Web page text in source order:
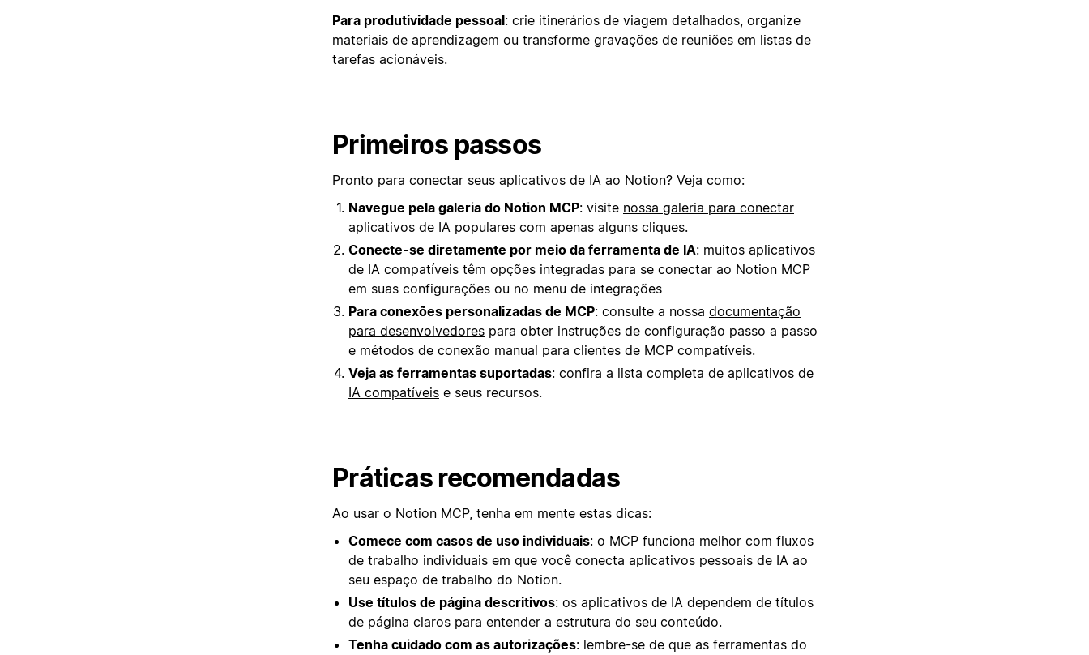
Para produtividade pessoal: crie itinerários de viagem detalhados, organize
materiais de aprendizagem ou transforme gravações de reuniões em listas de
tarefas acionáveis.
Primeiros passos
Pronto para conectar seus aplicativos de IA ao Notion? Veja como:
Navegue pela galeria do Notion MCP: visite nossa galeria para conectar
aplicativos de IA populares com apenas alguns cliques.
Conecte-se diretamente por meio da ferramenta de IA: muitos aplicativos
de IA compatíveis têm opções integradas para se conectar ao Notion MCP
em suas configurações ou no menu de integrações
Para conexões personalizadas de MCP: consulte a nossa documentação
para desenvolvedores para obter instruções de configuração passo a passo
e métodos de conexão manual para clientes de MCP compatíveis.
Veja as ferramentas suportadas: confira a lista completa de aplicativos de
IA compatíveis e seus recursos.
Práticas recomendadas
Ao usar o Notion MCP, tenha em mente estas dicas:
Comece com casos de uso individuais: o MCP funciona melhor com fluxos
de trabalho individuais em que você conecta aplicativos pessoais de IA ao
seu espaço de trabalho do Notion.
Use títulos de página descritivos: os aplicativos de IA dependem de títulos
de página claros para entender a estrutura do seu conteúdo.
Tenha cuidado com as autorizações: lembre-se de que as ferramentas do